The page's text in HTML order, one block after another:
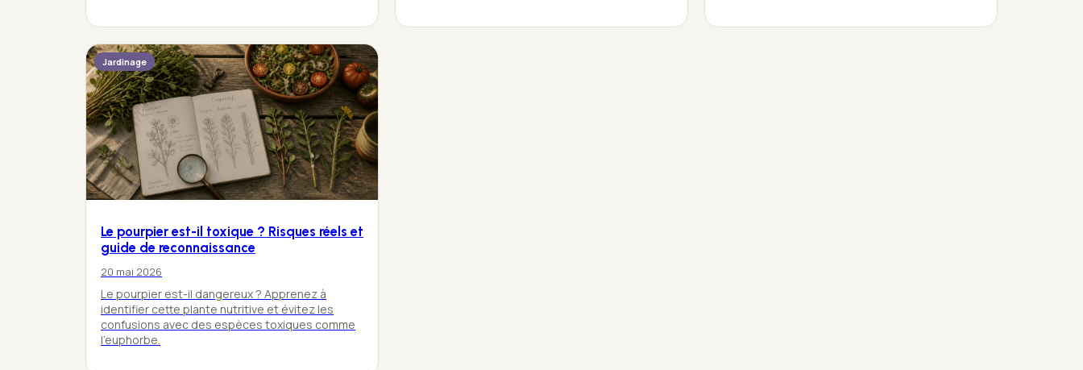
Jardinage
Le pourpier est-il toxique ? Risques réels et
guide de reconnaissance
20 mai 2026
Le pourpier est-il dangereux ? Apprenez à
identifier cette plante nutritive et évitez les
confusions avec des espèces toxiques comme
l'euphorbe.